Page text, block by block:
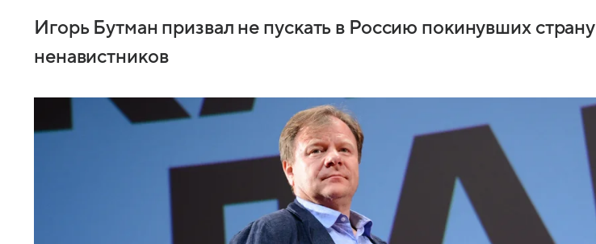
Игорь Бутман призвал не пускать в Россию покинувших страну
ненавистников